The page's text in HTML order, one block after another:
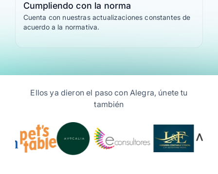
Cumpliendo con la norma
Cuenta con nuestras actualizaciones constantes de
acuerdo a la normativa.
Ellos ya dieron el paso con Alegra, únete tu
también